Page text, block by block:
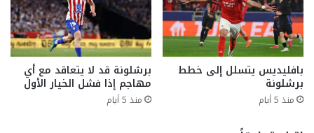
بافليديس يتسلل إلى خطط
برشلونة
منذ 5 أيام
برشلونة قد لا يتعاقد مع أي
مهاجم إذا فشل الخيار الأول
منذ 5 أيام